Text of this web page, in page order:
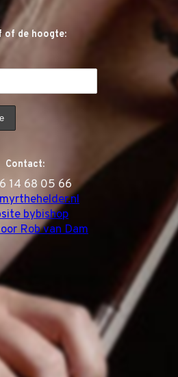
of de hoogte:
Contact:
14 68 05 66
bybishop
Rob van Dam